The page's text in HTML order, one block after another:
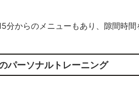
分からのメニューもあり、隙間時
パーソナルトレーニング